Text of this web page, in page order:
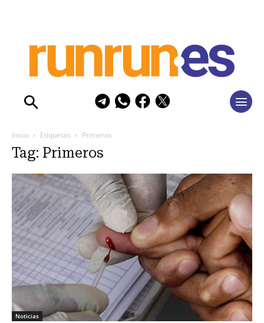
Inicio Etiquetas Primeros
Tag: Primeros
Noticias